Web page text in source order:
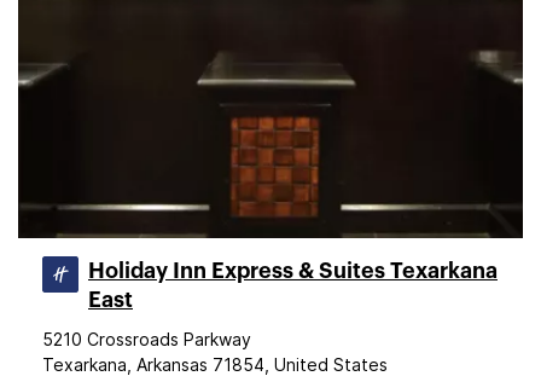
Holiday Inn Express & Suites Texarkana
East
5210 Crossroads Parkway
Texarkana, Arkansas 71854, United States